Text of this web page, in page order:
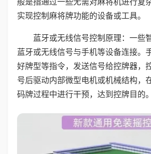
实现控制麻将牌功能的设备或工具。
蓝牙或无线信号控制原理：一些
蓝牙或无线信号与手机等设备连接。
好牌型等指令，发送信号给控牌器，
号后驱动内部微型电机或机械结构，
码牌过程中进行干预，达到控牌目的。